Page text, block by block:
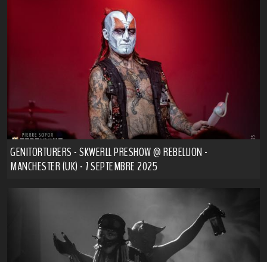
GENITORTURERS - SKWERLL PRESHOW @ REBELLION -
MANCHESTER (UK) - 7 SEPTEMBRE 2025